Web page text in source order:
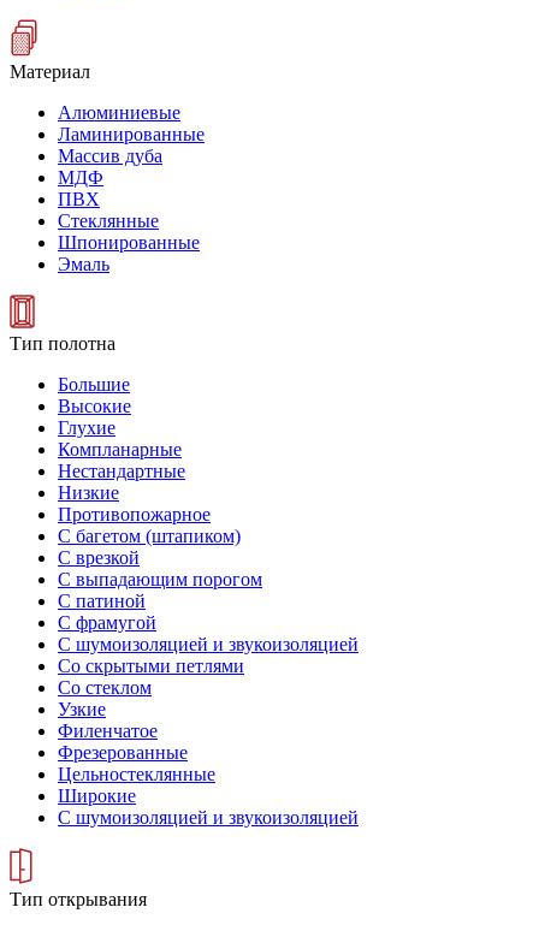
Материал
Алюминиевые
Ламинированные
Массив дуба
МДФ
ПВХ
Стеклянные
Шпонированные
Эмаль
Тип полотна
Большие
Высокие
Глухие
Компланарные
Нестандартные
Низкие
Противопожарное
С багетом (штапиком)
С врезкой
С выпадающим порогом
С патиной
С фрамугой
С шумоизоляцией и звукоизоляцией
Со скрытыми петлями
Со стеклом
Узкие
Филенчатое
Фрезерованные
Цельностеклянные
Широкие
С шумоизоляцией и звукоизоляцией
Тип открывания